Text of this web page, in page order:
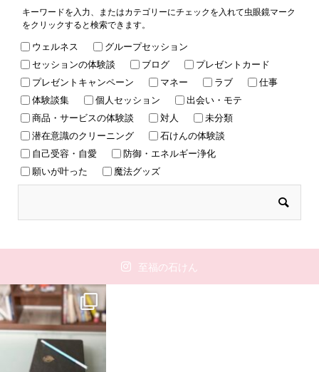
キーワードを入力、またはカテゴリーにチェックを入れて虫眼鏡マーク
をクリックすると検索できます。
ウェルネス
グループセッション
セッションの体験談
ブログ
プレゼントカード
プレゼントキャンペーン
マネー ラブ
仕事
体験談集
個人セッション
出会い・モテ
商品・サービスの体験談
対人
未分類
潜在意識のクリーニング
石けんの体験談
自己受容・自愛
防御・エネルギー浄化
願いが叶った
魔法グッズ
至福の石けん